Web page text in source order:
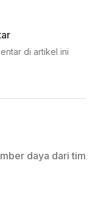
di artikel ini
daya dari tim